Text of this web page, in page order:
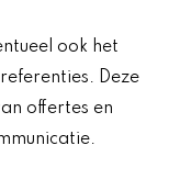
ook het
Deze
offertes en